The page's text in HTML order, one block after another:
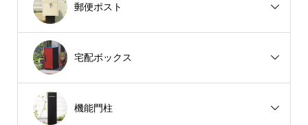
郵便ポスト
宅配ボックス
機能門柱